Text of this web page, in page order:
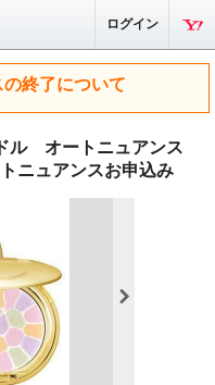
ログイン
終了について
ル オートニュアンス
ニュアンスお申込み